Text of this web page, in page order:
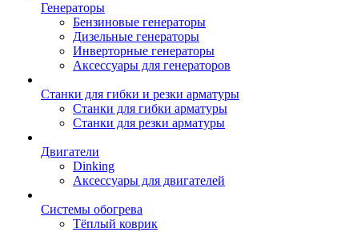
Генераторы
Бензиновые генераторы
Дизельные генераторы
Инверторные генераторы
Аксессуары для генераторов
Станки для гибки и резки арматуры
Станки для гибки арматуры
Станки для резки арматуры
Двигатели
Dinking
Аксессуары для двигателей
Системы обогрева
Тёплый коврик